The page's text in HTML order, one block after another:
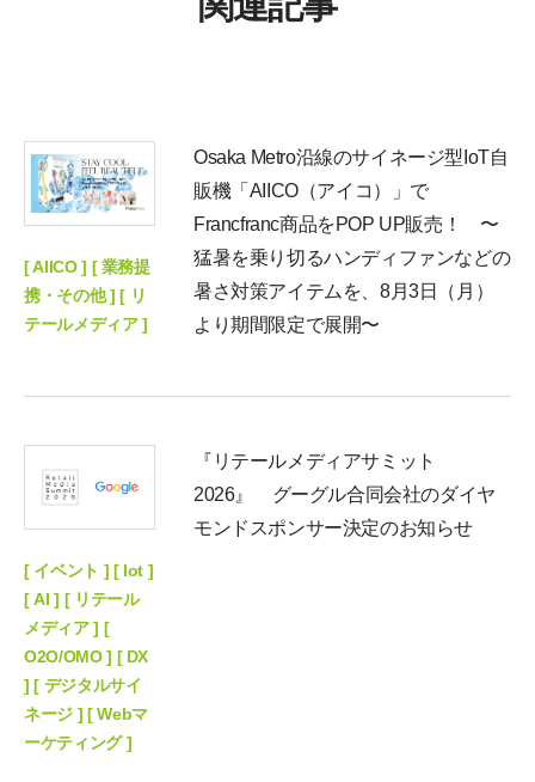
[ AIICO ] [ 業務提
携・その他 ] [ リ
テールメディア ]
Osaka Metro沿線のサイネージ型IoT自
販機「AIICO（アイコ）」で
Francfranc商品をPOP UP販売！ 〜
猛暑を乗り切るハンディファンなどの
暑さ対策アイテムを、8月3日（月）
より期間限定で展開〜
[ イベント ] [ Iot ]
[ AI ] [ リテール
メディア ] [
O2O/OMO ] [ DX
] [ デジタルサイ
ネージ ] [ Webマ
ーケティング ]
『リテールメディアサミット
2026』 グーグル合同会社のダイヤ
モンドスポンサー決定のお知らせ